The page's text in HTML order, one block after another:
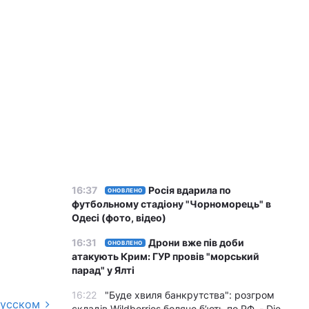
16:37 ОНОВЛЕНО
Росія вдарила по
футбольному стадіону "Чорноморець" в
Одесі (фото, відео)
16:31 ОНОВЛЕНО
Дрони вже пів доби
атакують Крим: ГУР провів "морський
парад" у Ялті
16:22
"Буде хвиля банкрутства": розгром